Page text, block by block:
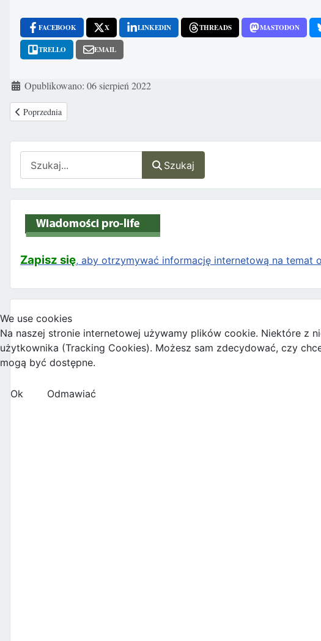
Szukaj
Zapisz się, aby otrzymywać informację internetową na temat
FACEBOOK X LINKEDIN THREADS MASTODON
TRELLO EMAIL
Szczegóły
Opublikowano: 06 sierpień 2022
Poprzednia strona: Tryumf kultury śmierci w Wielkiej Brytanii: Zmarł Archie
Poprzednia
We use cookies
Na naszej stronie internetowej używamy plików cookie. Niektóre z
użytkownika (Tracking Cookies). Możesz sam zdecydować, czy
mogą być dostępne.
Ok
Odmawiać